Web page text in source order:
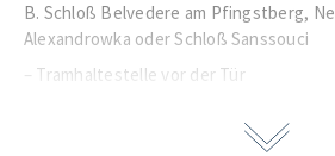
B. Schloß Belvedere am Pfingstberg,
Alexandrowka oder Schloß Sanssouci
– Tramhaltestelle vor der Tür
– schnelle Anbindung an die Berliner